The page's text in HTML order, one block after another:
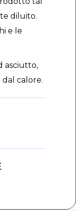
diluito.
e le
asciutto,
calore.